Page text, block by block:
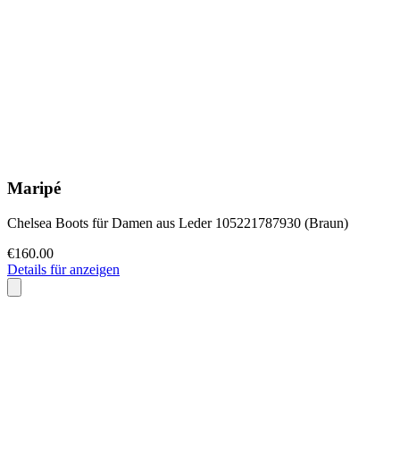
Maripé
Chelsea Boots für Damen aus Leder 105221787930 (Braun)
€160.00
Details für anzeigen